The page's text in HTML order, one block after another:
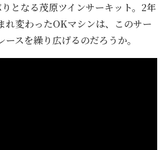
となる茂原ツインサーキット。2年
れ変わったOKマシンは、このサー
スを繰り広げるのだろうか。